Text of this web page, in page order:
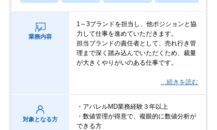
業務内容
1～3ブランドを担当し、他ポジションと協
力して仕事を進めていただきます。
担当ブランドの責任者として、売れ行き管
理まで深く踏み込んでいただくため、裁量
が大きくやりがいのある仕事です。
…続きを読む
対象となる方
・アパレルMD業務経験３年以上
・数値管理が得意で、複眼的に数値分析が
できる方